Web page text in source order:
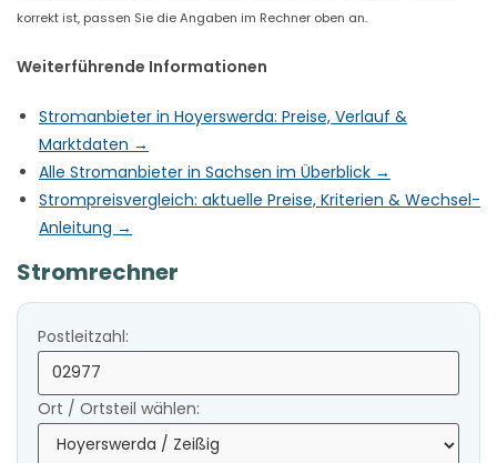
korrekt ist, passen Sie die Angaben im Rechner oben an.
Weiterführende Informationen
Stromanbieter in Hoyerswerda: Preise, Verlauf &
Marktdaten →
Alle Stromanbieter in Sachsen im Überblick →
Strompreisvergleich: aktuelle Preise, Kriterien & Wechsel-
Anleitung →
Stromrechner
Postleitzahl:
Ort / Ortsteil wählen: